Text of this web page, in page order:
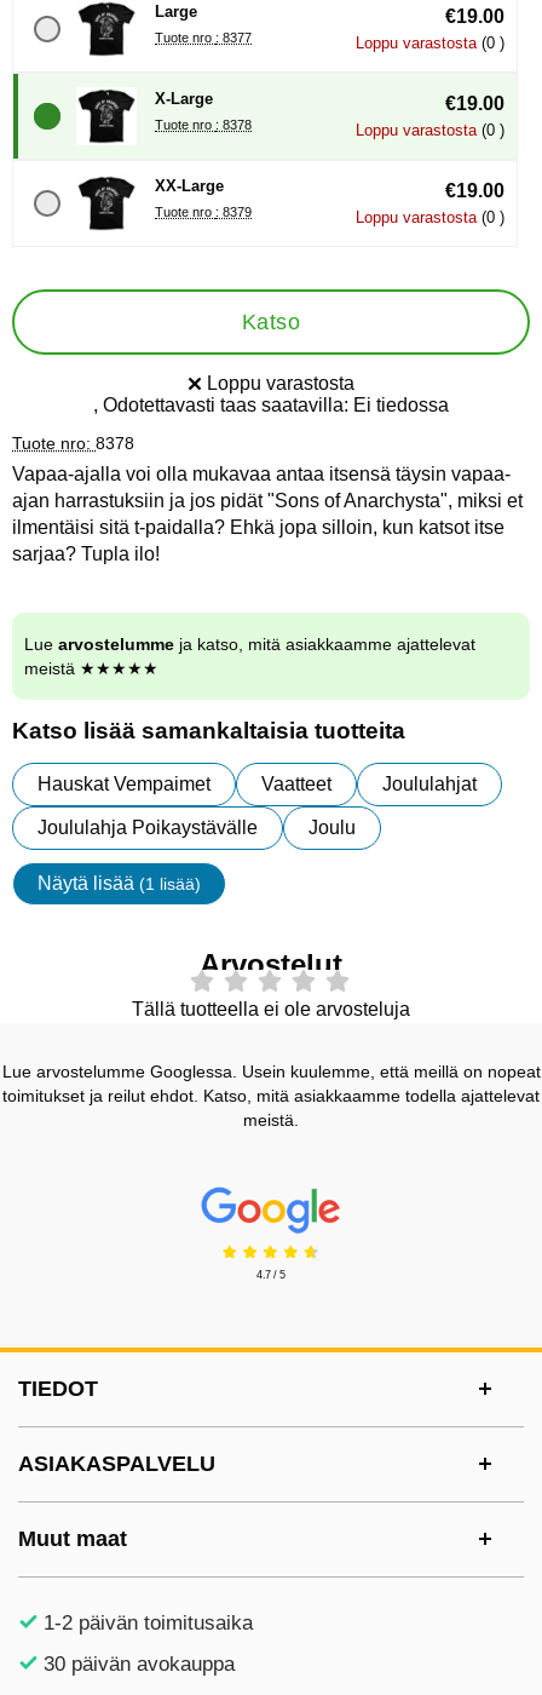
Large
Tuote nro : 8377
€19.00
Loppu varastosta(0 )
X-Large
Tuote nro : 8378
€19.00
Loppu varastosta(0 )
XX-Large
Tuote nro : 8379
€19.00
Loppu varastosta(0 )
Katso
Saatavuus:
Loppu varastosta
, Odotettavasti taas saatavilla: Ei tiedossa
Tuote nro: 8378
Vapaa-ajalla voi olla mukavaa antaa itsensä täysin vapaa-
ajan harrastuksiin ja jos pidät "Sons of Anarchysta", miksi et
ilmentäisi sitä t-paidalla? Ehkä jopa silloin, kun katsot itse
sarjaa? Tupla ilo!
Lue arvostelumme ja katso, mitä asiakkaamme ajattelevat
meistä ★★★★★
Katso lisää samankaltaisia tuotteita
Hauskat Vempaimet Vaatteet Joululahjat
Joululahja Poikaystävälle Joulu
Näytä lisää (1 lisää)
ominaisuudet
Arvostelut
Tällä tuotteella ei ole arvosteluja
Lue arvostelumme Googlessa. Usein kuulemme, että meillä on nopeat
toimitukset ja reilut ehdot. Katso, mitä asiakkaamme todella ajattelevat
meistä.
Prisjakt Arvostelu: 4.7 Tähdet
4.7 / 5
TIEDOT
ASIAKASPALVELU
Muut maat
1-2 päivän toimitusaika
30 päivän avokauppa